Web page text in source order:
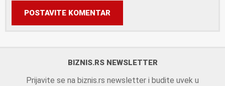
POSTAVITE KOMENTAR
BIZNIS.RS NEWSLETTER
Prijavite se na biznis.rs newsletter i budite uvek u